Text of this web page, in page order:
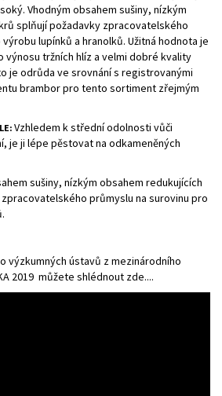
Vhodným obsahem sušiny, nízkým
splňují požadavky zpracovatelského
lupínků a hranolků. Užitná hodnota je
výnosu tržních hlíz a velmi dobré kvality
je odrůda ve srovnání s registrovanými
brambor pro tento sortiment zřejmým
Vzhledem k střední odolnosti vůči
je ji lépe pěstovat na odkameněných
sušiny, nízkým obsahem redukujících
průmyslu na surovinu pro
výzkumných ústavů z mezinárodního
2019 můžete shlédnout zde....